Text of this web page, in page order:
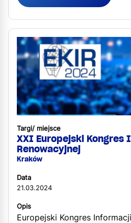
Targi/ miejsce
XXI Europejski Kongres
Renowacyjnej
Kraków
Data
21.03.2024
Opis
Europejski Kongres